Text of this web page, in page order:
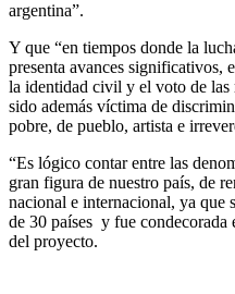
argentina”.
Y que “en tiempos donde la
presenta avances significativos,
la identidad civil y el voto de las
sido además víctima de
pobre, de pueblo, artista e
“Es lógico contar entre las
gran figura de nuestro país, de
nacional e internacional, ya que
de 30 países y fue condecorada
del proyecto.